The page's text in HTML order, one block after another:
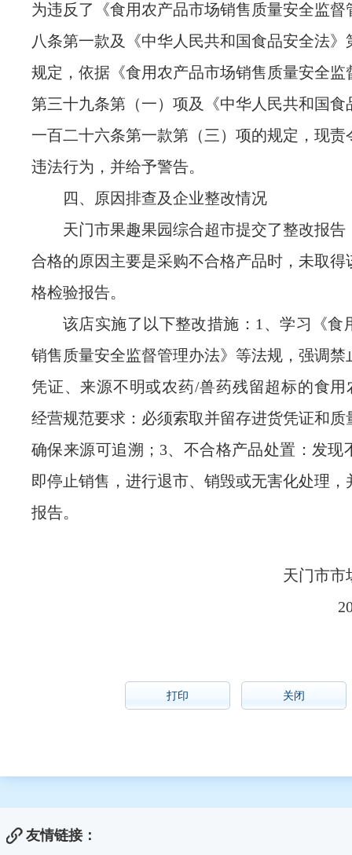
为违反了《食用农产品市场销售质量安全监督
八条第一款及《中华人民共和国食品安全法》
规定，依据《食用农产品市场销售质量安全监
第三十九条第（一）项及《中华人民共和国食
一百二十六条第一款第（三）项的规定，现责
违法行为，并给予警告。
四、原因排查及企业整改情况
天门市果趣果园综合超市提交了整改报告
合格的原因主要是采购不合格产品时，未取得
格检验报告。
该店实施了以下整改措施：1、学习《食
销售质量安全监督管理办法》等法规，强调禁
凭证、来源不明或农药/兽药残留超标的食用
经营规范要求：必须索取并留存进货凭证和质
确保来源可追溯；3、不合格产品处置：发现
即停止销售，进行退市、销毁或无害化处理，
报告。
天门市市
打印 关闭
友情链接：